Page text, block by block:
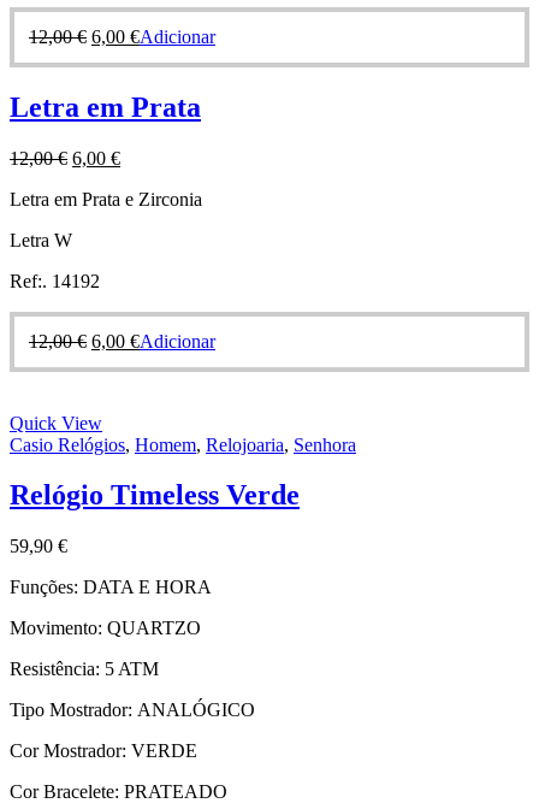
12,00€ 6,00 €Adicionar
Letra em Prata
12,00€ 6,00 €
Letra em Prata e Zirconia
Letra W
Ref:. 14192
12,00€ 6,00 €Adicionar
Quick View
Casio Relógios, Homem, Relojoaria, Senhora
Relógio Timeless Verde
59,90 €
Funções: DATA E HORA
Movimento: QUARTZO
Resistência: 5 ATM
Tipo Mostrador: ANALÓGICO
Cor Mostrador: VERDE
Cor Bracelete: PRATEADO